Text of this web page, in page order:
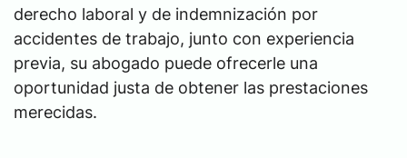
derecho laboral y de indemnización por
accidentes de trabajo, junto con experiencia
previa, su abogado puede ofrecerle una
oportunidad justa de obtener las prestaciones
merecidas.